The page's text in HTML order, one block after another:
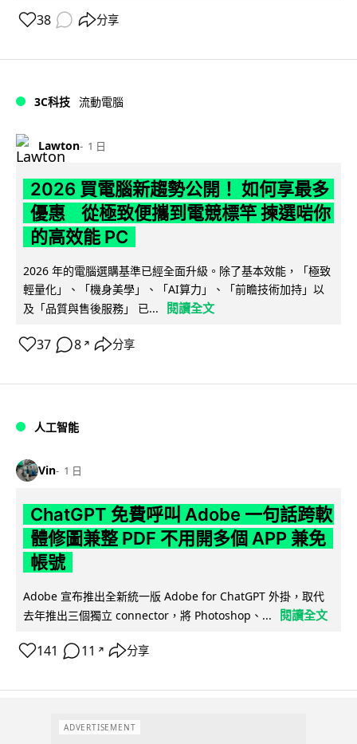
38 分享
3C科技 流動電腦
Lawton 1 日
2026 買電腦新趨勢公開！ 如何享最多
優惠 從極致便攜到電競標竿 揀選啱你
的高效能 PC
2026 年的電腦選購基準已經全面升級。除了基本效能，「極致
輕量化」、「機身美學」、「AI算力」、「前瞻技術加持」以
及「品質與售後服務」 已...
閱讀全文
37 8 ↗ 分享
人工智能
Vin 1 日
ChatGPT 免費呼叫 Adobe 一句話跨軟
體修圖兼整 PDF 不用開多個 APP 兼免
帳號
Adobe 宣布推出全新統一版 Adobe for ChatGPT 外掛，取代
去年推出三個獨立 connector，將 Photoshop、...
閱讀全文
141 11 ↗ 分享
ADVERTISEMENT